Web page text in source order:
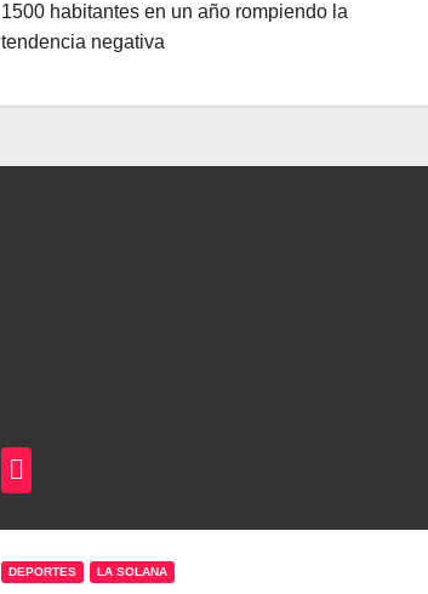
1500 habitantes en un año rompiendo la
tendencia negativa
DEPORTES LA SOLANA